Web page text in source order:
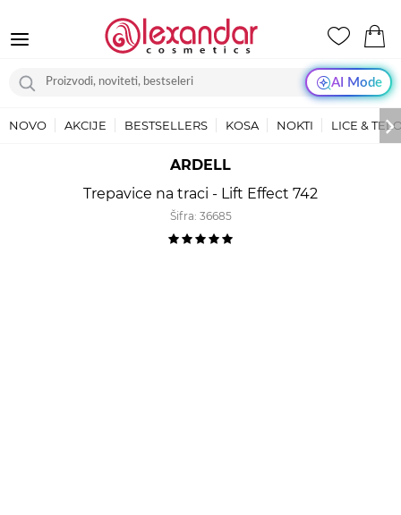
AI Mode
NOVO AKCIJE BESTSELLERS KOSA NOKTI LICE &
ARDELL
Trepavice na traci - Lift Effect 742
Šifra: 36685